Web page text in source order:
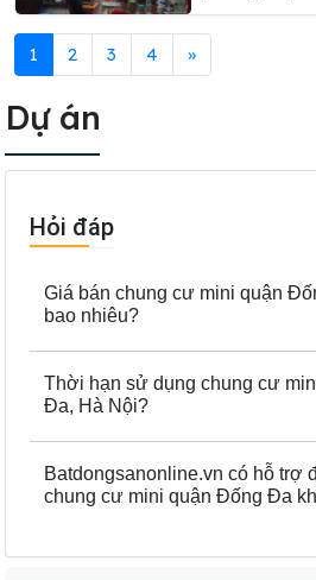
1 2 3 4 »
Dự án
Hỏi đáp
Giá bán chung cư mini quận
bao nhiêu?
Thời hạn sử dụng chung cư
Đa, Hà Nội?
Batdongsanonline.vn có hỗ trợ
chung cư mini quận Đống Đa